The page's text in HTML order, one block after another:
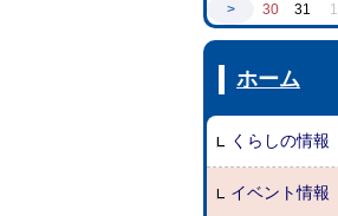
>
30 31 1
ホーム
くらしの情報
イベント情報